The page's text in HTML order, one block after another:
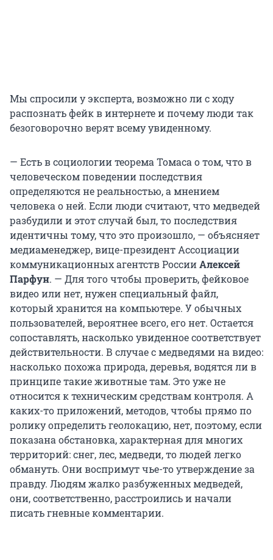
Мы спросили у эксперта, возможно ли с ходу
распознать фейк в интернете и почему люди так
безоговорочно верят всему увиденному.
— Есть в социологии теорема Томаса о том, что в
человеческом поведении последствия
определяются не реальностью, а мнением
человека о ней. Если люди считают, что медведей
разбудили и этот случай был, то последствия
идентичны тому, что это произошло, — объясняет
медиаменеджер, вице-президент Ассоциации
коммуникационных агентств РоссииАлексей
Парфун. — Для того чтобы проверить, фейковое
видео или нет, нужен специальный файл,
который хранится на компьютере. У обычных
пользователей, вероятнее всего, его нет. Остается
сопоставлять, насколько увиденное соответствует
действительности. В случае с медведями на видео:
насколько похожа природа, деревья, водятся ли в
принципе такие животные там. Это уже не
относится к техническим средствам контроля. А
каких-то приложений, методов, чтобы прямо по
ролику определить геолокацию, нет, поэтому, если
показана обстановка, характерная для многих
территорий: снег, лес, медведи, то людей легко
обмануть. Они воспримут чье-то утверждение за
правду. Людям жалко разбуженных медведей,
они, соответственно, расстроились и начали
писать гневные комментарии.